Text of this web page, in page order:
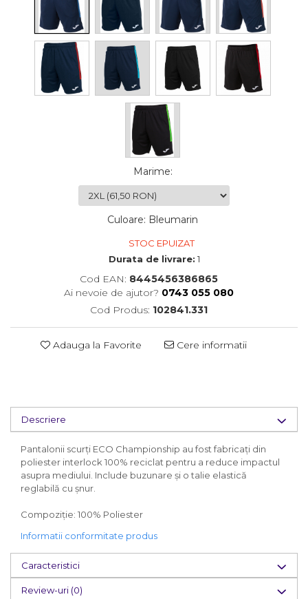
Marime:
Culoare: Bleumarin
STOC EPUIZAT
Durata de livrare: 1
Cod EAN: 8445456386865
Ai nevoie de ajutor? 0743 055 080
Cod Produs: 102841.331
Adauga la Favorite Cere informatii
Descriere
Pantalonii scurți ECO Championship au fost fabricați din
poliester interlock 100% reciclat pentru a reduce impactul
asupra mediului. Include buzunare și o talie elastică
reglabilă cu șnur.
Compoziție: 100% Poliester
Informatii conformitate produs
Caracteristici
Review-uri (0)